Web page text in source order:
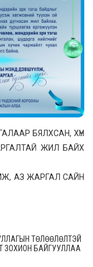
БЯЛХСАН, ХҮН
ЖИЛ БАЙХ
АЗ ЖАРГАЛ САЙН
ТӨЛӨӨЛӨЛТЭЙ
ЗОХИОН БАЙГУУЛЛАА